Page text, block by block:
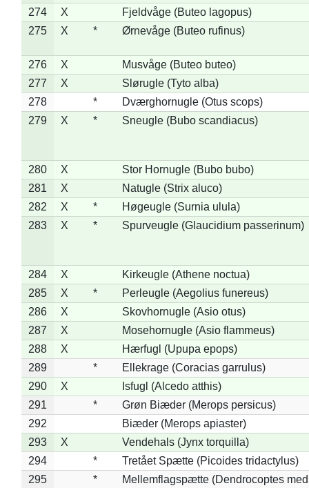
274
X
Fjeldvåge (Buteo lagopus)
275
X * Ørnevåge (Buteo rufinus)
276 X
Musvåge (Buteo buteo)
277
X
Slørugle (Tyto alba)
278
*
Dværghornugle (Otus scops)
279
X * Sneugle (Bubo scandiacus)
280 X
Stor Hornugle (Bubo bubo)
281
X
Natugle (Strix aluco)
282
X *
Høgeugle (Surnia ulula)
283
X * Spurveugle (Glaucidium passerinum)
284 X
Kirkeugle (Athene noctua)
285
X *
Perleugle (Aegolius funereus)
286
X
Skovhornugle (Asio otus)
287
X
Mosehornugle (Asio flammeus)
288
X
Hærfugl (Upupa epops)
289
*
Ellekrage (Coracias garrulus)
290
X
Isfugl (Alcedo atthis)
291
*
Grøn Biæder (Merops persicus)
292
Biæder (Merops apiaster)
293
X
Vendehals (Jynx torquilla)
294
*
Tretået Spætte (Picoides tridactylus)
295
*
Mellemflagspætte (Dendrocoptes